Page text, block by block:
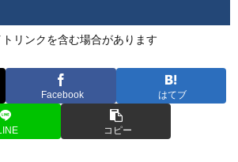
リンクを含む場合があります
Facebook はてブ
コピー